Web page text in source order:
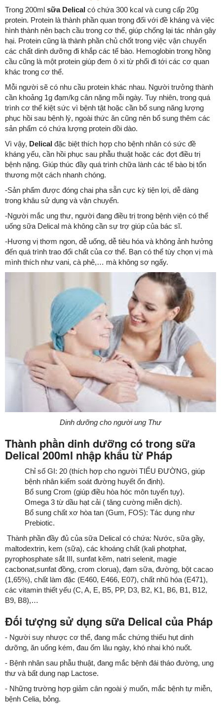
Trong 200ml sữa Delical có chứa 300 kcal và cung cấp 20g
protein. Protein là thành phần quan trọng đối với đề kháng và việc
hình thành nên bạch cầu trong cơ thể, giúp chống lại tác nhân gây
hại. Protein cũng là thành phần chủ chốt trong việc vận chuyển
các chất dinh dưỡng đi khắp các tế bào. Hemoglobin trong hồng
cầu cũng là một protein giúp đem ô xi từ phổi đi tới các cơ quan
khác trong cơ thể.
Mỗi người sẽ có nhu cầu protein khác nhau. Người trưởng thành
cần khoảng 1g đạm/kg cân nặng mỗi ngày. Tuy nhiên, trong quá
trình cơ thể kiệt sức vì bệnh tật hoặc cần bổ sung năng lượng
phục hồi sau bệnh lý, ngoài thức ăn cũng nên bổ sung thêm các
sản phẩm có chứa lượng protein dồi dào.
Vì vậy, Delical đặc biệt thích hợp cho bệnh nhân có sức đề
kháng yếu, cần hồi phục sau phẫu thuật hoặc các đợt điều trị
bệnh nặng. Giúp thúc đầy quá trình chữa lành các tế bào bị tổn
thương một cách nhanh chóng.
-Sản phẩm được đóng chai pha sẵn cực kỳ tiện lợi, dễ dàng
trong khâu sử dụng và vận chuyển.
-Người mắc ung thư, người đang điều trị trong bệnh viện có thể
uống sữa Delical mà không cần sự trợ giúp của bác sĩ.
-Hương vị thơm ngon, dễ uống, dễ tiêu hóa và không ảnh hưởng
đến quá trình trao đổi chất của cơ thể. Bạn có thể tùy chọn vị mà
mình thích như vani, cà phê,… mà không sợ ngấy.
Dinh dưỡng cho người ung Thư
Thành phần dinh dưỡng có trong sữa
Delical 200ml nhập khẩu từ Pháp
Chỉ số GI: 20 (thích hợp cho người TIỂU ĐƯỜNG, giúp
bệnh nhân kiểm soát đường huyết ổn định).
Bổ sung Crom (giúp điều hòa hóc môn tuyến tụy).
Omega 3 từ dầu hạt cải ( tăng cường miễn dịch).
Bổ sung chất xơ hòa tan (Gum, FOS): Tác dụng như
Prebiotic.
Thành phần đầy đủ của sữa Delical có chứa: Nước, sữa gầy,
maltodextrin, kem (sữa), các khoáng chất (kali photphat,
pyrophosphate sắt III, sunfat kẽm, natri selenit, magie
cacbonat,sunfat đồng, crom clorua), đạm sữa, đường, bột cacao
(1,65%), chất làm đặc (E460, E466, E07), chất nhũ hóa (E471),
các vitamin thiết yếu (C, A, E, B5, PP, D3, B2, K1, B6, B1, B12,
B9, B8),…
Đối tượng sử dụng sữa Delical của Pháp
- Người suy nhược cơ thể, đang mắc chứng thiếu hụt dinh
dưỡng, ăn uống kém, đau ốm lâu ngày, khó nhai khó nuốt.
- Bệnh nhân sau phẫu thuật, đang mắc bệnh đái tháo đường, ung
thư và bất dung nạp Lactose.
- Những trường hợp giảm cân ngoài ý muốn, mắc bệnh tự miễn,
bệnh Celia, bỏng.